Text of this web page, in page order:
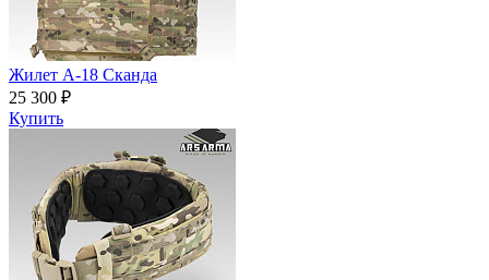
Жилет А-18 Сканда
25 300 ₽
Купить